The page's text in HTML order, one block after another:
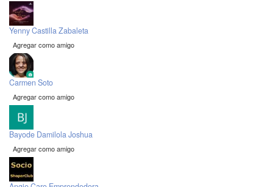
Yenny Castilla Zabaleta
Agregar como amigo
Carmen Soto
Agregar como amigo
Bayode Damilola Joshua
Agregar como amigo